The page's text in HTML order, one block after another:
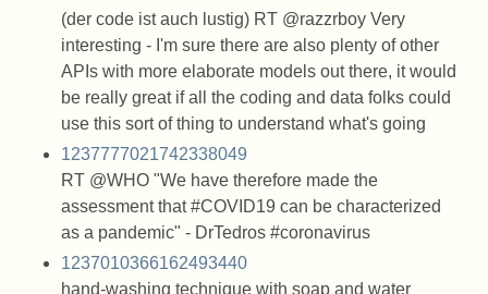
(der code ist auch lustig) RT @razzrboy Very
interesting - I'm sure there are also plenty of other
APIs with more elaborate models out there, it would
be really great if all the coding and data folks could
use this sort of thing to understand what's going
1237777021742338049
RT @WHO "We have therefore made the
assessment that #COVID19 can be characterized
as a pandemic" - DrTedros #coronavirus
1237010366162493440
hand-washing technique with soap and water